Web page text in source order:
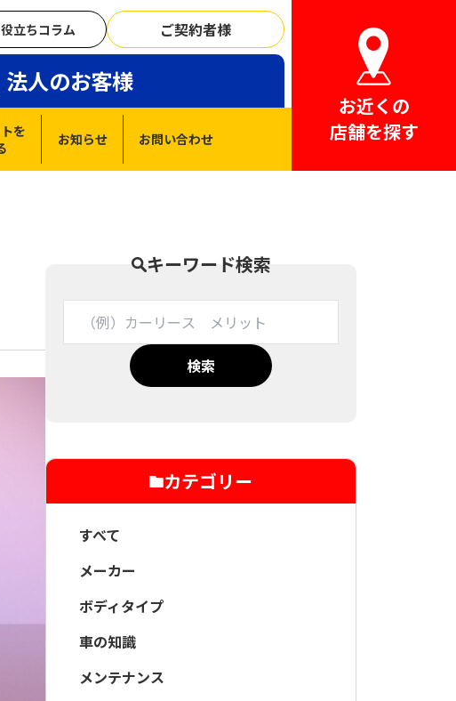
立ちコラム ご契約者様
法人のお客様
を
お知らせ お問い合わせ
お近くの
店舗を探す
キーワード検索
検索
カテゴリー
すべて
メーカー
ボディタイプ
車の知識
メンテナンス